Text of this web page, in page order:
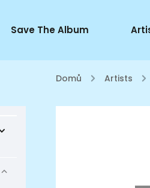
Save The Album
Domů / Artists /